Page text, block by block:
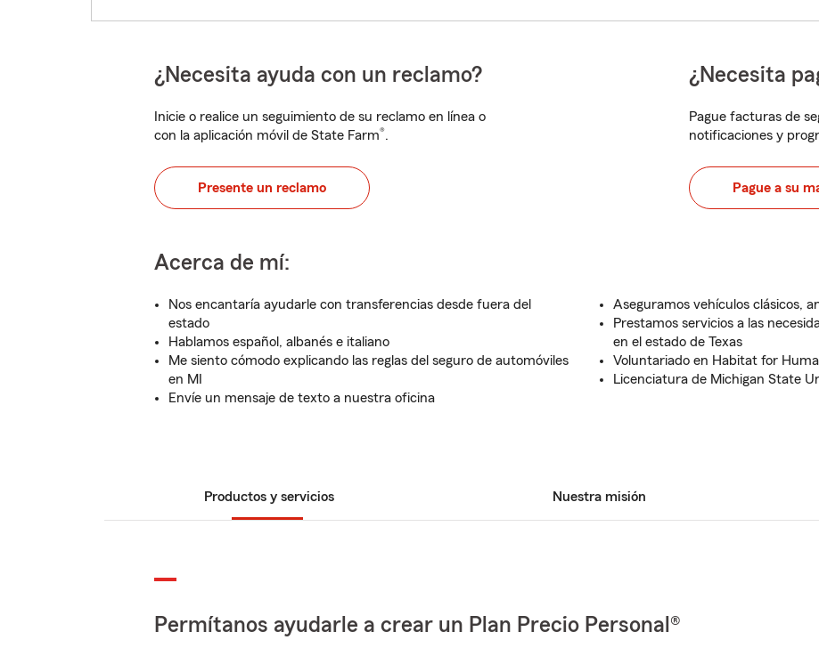
¿Necesita ayuda con un reclamo?
Inicie o realice un seguimiento de su reclamo en línea o
con la aplicación móvil de State Farm®.
Presente un reclamo
¿Necesita
Pague facturas de
notificaciones y
Pague a su
Acerca de mí:
Nos encantaría ayudarle con transferencias desde fuera del
estado
Hablamos español, albanés e italiano
Me siento cómodo explicando las reglas del seguro de automóviles
en MI
Envíe un mensaje de texto a nuestra oficina
Aseguramos vehículos clásicos,
Prestamos servicios a las
en el estado de Texas
Voluntariado en Habitat for
Licenciatura de Michigan State
Productos y servicios Nuestra misión
Permítanos ayudarle a crear un Plan Precio Personal®